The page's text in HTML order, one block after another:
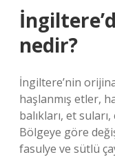
nedir?
İngiltere’nin
haşlanmış etler,
balıkları, et
Bölgeye göre
fasulye ve sütlü